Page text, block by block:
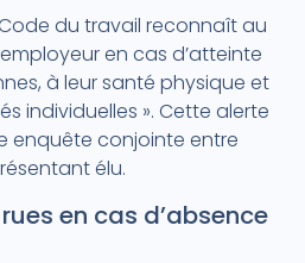
Code du travail reconnaît au
en cas d’atteinte
à leur santé physique et
individuelles ». Cette alerte
enquête conjointe entre
élu.
en cas d’absence